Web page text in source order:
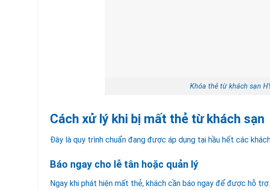
Khóa thẻ từ khách sạn
Cách xử lý khi bị mất thẻ từ khách sạn
Đây là quy trình chuẩn đang được áp dụng tại hầu hết các
Báo ngay cho lễ tân hoặc quản lý
Ngay khi phát hiện mất thẻ, khách cần báo ngay để được hỗ